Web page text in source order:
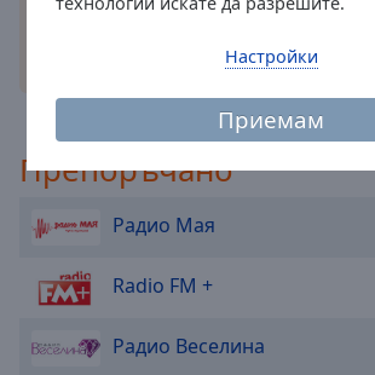
Приемам
Настройки
Background
Opacity
Text
други възможности
Препоръчано
Радио Мая
Radio FM +
Радио Веселина